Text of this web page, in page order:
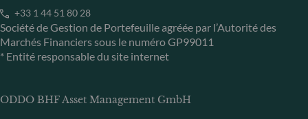
+33 1 44 51 80 28
Société de Gestion de Portefeuille agréée par l’Autorité des
Marchés Financiers sous le numéro GP99011
* Entité responsable du site internet
ODDO BHF Asset Management GmbH